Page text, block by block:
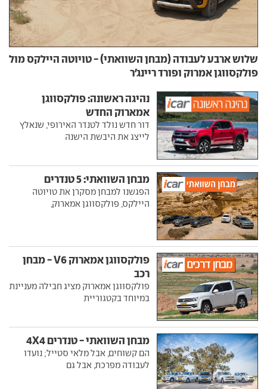
שלוש ארבע לעבודה (מבחן השוואתי) - טויוטה היילקס מול
פולקסווגן אמרוק ופורד ריינג'ר
נהיגה ראשונה: פולקסווגן
אמארוק החדש
דור חדש נולד לטנדר האירופי, שנאלץ
לייצג את היבשת הישנה
מבחן השוואתי: 5 טנדרים
הפגשנו למבחן מסקרן את טויוטה
היילקס, פולקסווגן אמארוק,
פולקסווגן אמארוק V6 - מבחן
רכב
פולקסווגן אמארוק מציג חבילה מעניינת
במיוחד בקטגוריית
מבחן השוואתי - טנדרים 4X4
הם קשוחים, אבל מלאי סטייל; נועדו
לעבודה מפרכת, אבל גם